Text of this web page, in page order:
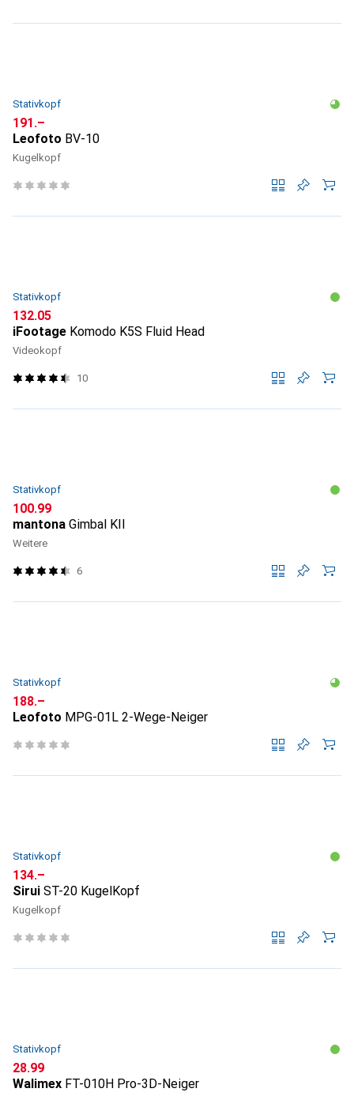
Stativkopf
CHF
191.–
Leofoto BV-10
Kugelkopf
Stativkopf
CHF
132.05
iFootage Komodo K5S Fluid Head
Videokopf
10
Stativkopf
CHF
100.99
mantona Gimbal KII
Weitere
6
Stativkopf
CHF
188.–
Leofoto MPG-01L 2-Wege-Neiger
Stativkopf
CHF
134.–
Sirui ST-20 KugelKopf
Kugelkopf
Stativkopf
CHF
28.99
Walimex FT-010H Pro-3D-Neiger